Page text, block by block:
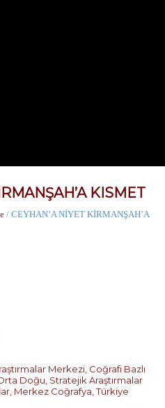
KISMET
/ CEYHAN’A NİYET KİRMANŞAH’A
Merkezi, Coğrafi Bazlı
Doğu, Stratejik Araştırmalar
, Merkez Coğrafya,Türkiye